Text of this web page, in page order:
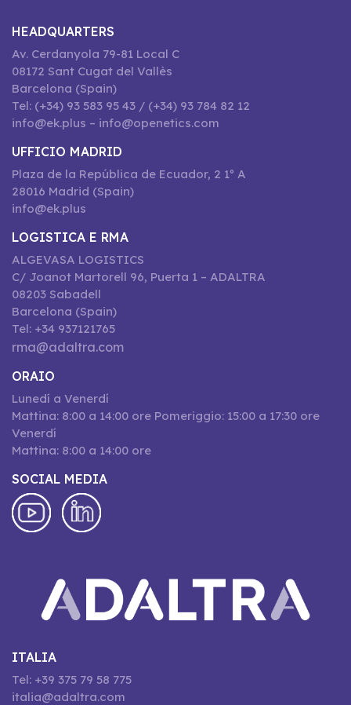
HEADQUARTERS
Av. Cerdanyola 79-81 Local C
08172 Sant Cugat del Vallès
Barcelona (Spain)
Tel: (+34) 93 583 95 43 / (+34) 93 784 82 12
info@ek.plus – info@openetics.com
UFFICIO MADRID
Plaza de la República de Ecuador, 2 1º A
28016 Madrid (Spain)
info@ek.plus
LOGISTICA E RMA
ALGEVASA LOGISTICS
C/ Joanot Martorell 96, Puerta 1 – ADALTRA
08203 Sabadell
Barcelona (Spain)
Tel: +34 937121765
rma@adaltra.com
ORAIO
Lunedí a Venerdí
Mattina: 8:00 a 14:00 ore Pomeriggio: 15:00 a 17:30 ore
Venerdí
Mattina: 8:00 a 14:00 ore
SOCIAL MEDIA
ITALIA
Tel: +39 375 79 58 775
italia@adaltra.com